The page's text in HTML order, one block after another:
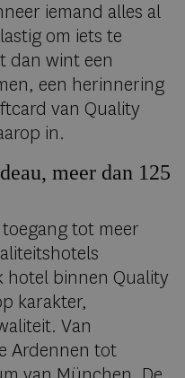
iemand alles al
om iets te
dan wint een
een herinnering
van Quality
in.
meer dan 125
tot meer
hotel binnen Quality
karakter,
Van
Ardennen tot